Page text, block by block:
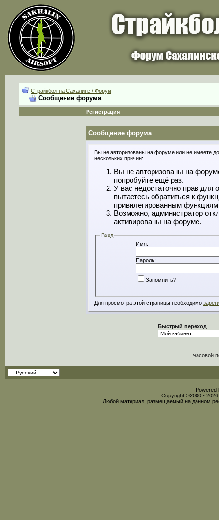
Страйкбол на Сахалине / Форум
Сообщение форума
Регистрация
Сообщение форума
Вы не авторизованы на форуме или не имеете
нескольких причин:
Вы не авторизованы на
попробуйте ещё раз.
У вас недостаточно прав для
пытаетесь обратиться к
привилегированным
Возможно, администратор
активированы на форуме.
Вход
Имя:
Пароль:
Запомнить?
Для просмотра этой страницы необходимо
Быстрый переход
Часовой
Powered
Copyright ©2000 -
Любой материал, размещаемый на данном